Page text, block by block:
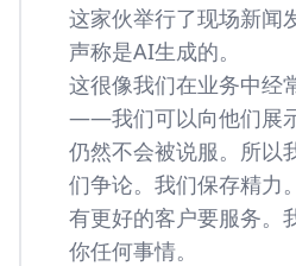
这家伙举行了现场新闻
声称是AI生成的。
这很像我们在业务中经
——我们可以向他们展
仍然不会被说服。所以
们争论。我们保存精力
有更好的客户要服务。
你任何事情。